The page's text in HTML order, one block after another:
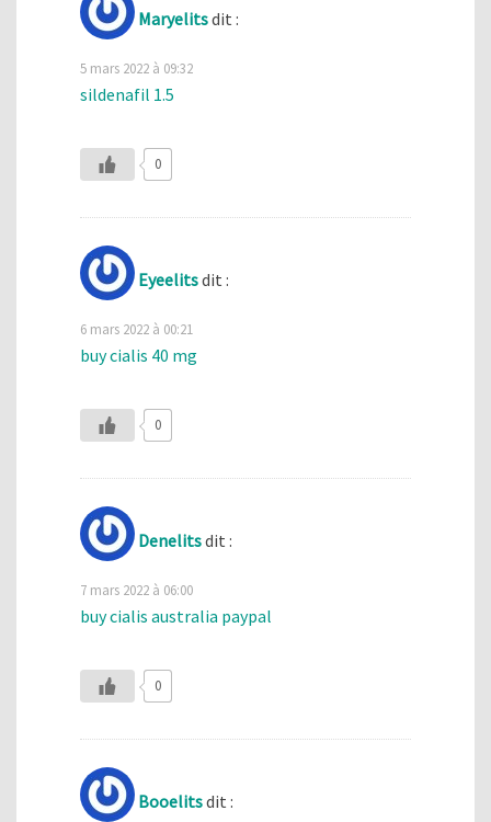
Maryelitsdit :
5 mars 2022 à 09:32
sildenafil 1.5
0
Eyeelitsdit :
6 mars 2022 à 00:21
buy cialis 40 mg
0
Denelitsdit :
7 mars 2022 à 06:00
buy cialis australia paypal
0
Booelitsdit :